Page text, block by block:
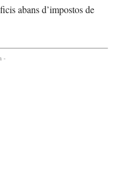
abans d’impostos de
-